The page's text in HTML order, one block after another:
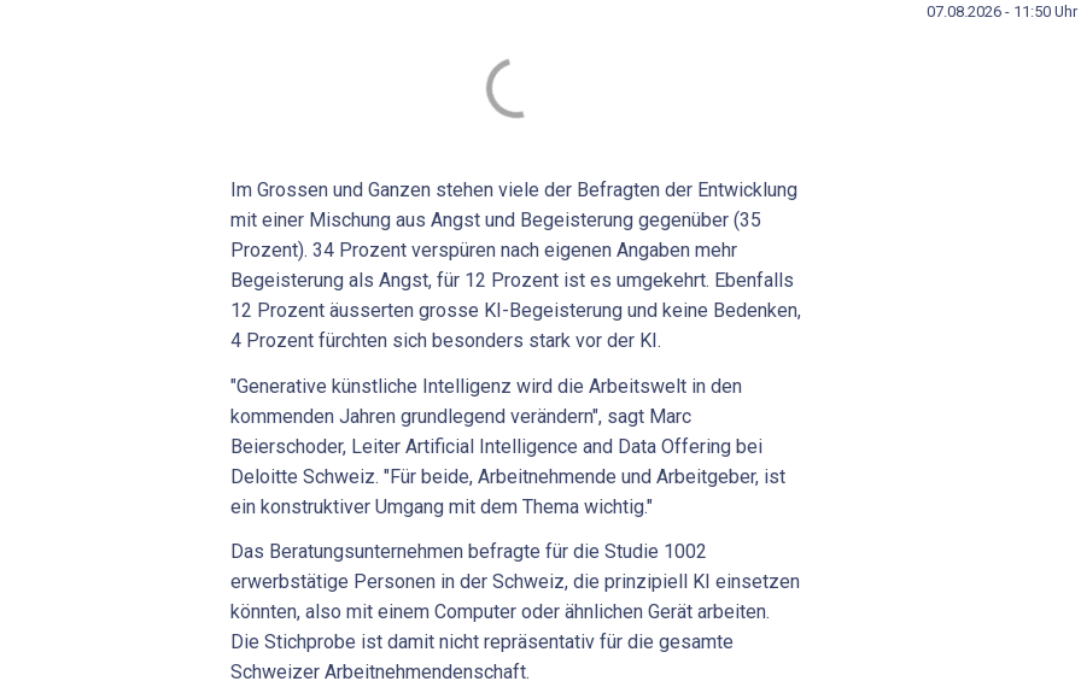
Im Grossen und Ganzen stehen viele der Befragten der Entwicklung
mit einer Mischung aus Angst und Begeisterung gegenüber (35
Prozent). 34 Prozent verspüren nach eigenen Angaben mehr
Begeisterung als Angst, für 12 Prozent ist es umgekehrt. Ebenfalls
12 Prozent äusserten grosse KI-Begeisterung und keine Bedenken,
4 Prozent fürchten sich besonders stark vor der KI.
"Generative künstliche Intelligenz wird die Arbeitswelt in den
kommenden Jahren grundlegend verändern", sagt Marc
Beierschoder, Leiter Artificial Intelligence and Data Offering bei
Deloitte Schweiz. "Für beide, Arbeitnehmende und Arbeitgeber, ist
ein konstruktiver Umgang mit dem Thema wichtig."
Das Beratungsunternehmen befragte für die Studie 1002
erwerbstätige Personen in der Schweiz, die prinzipiell KI einsetzen
könnten, also mit einem Computer oder ähnlichen Gerät arbeiten.
Die Stichprobe ist damit nicht repräsentativ für die gesamte
Schweizer Arbeitnehmendenschaft.
07.08.2026 - 11:50 Uhr